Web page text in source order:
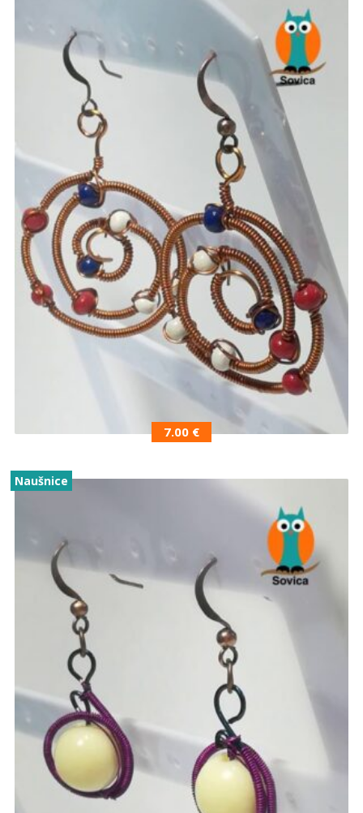
7.00 €
Naušnice